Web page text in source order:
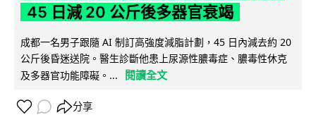
45 日減 20 公斤後多器官衰竭
成都一名男子跟隨 AI 制訂高強度減脂計劃，45 日內減去約 20
公斤後昏迷送院。醫生診斷他患上尿源性膿毒症、膿毒性休克
及多器官功能障礙。...
閱讀全文
分享